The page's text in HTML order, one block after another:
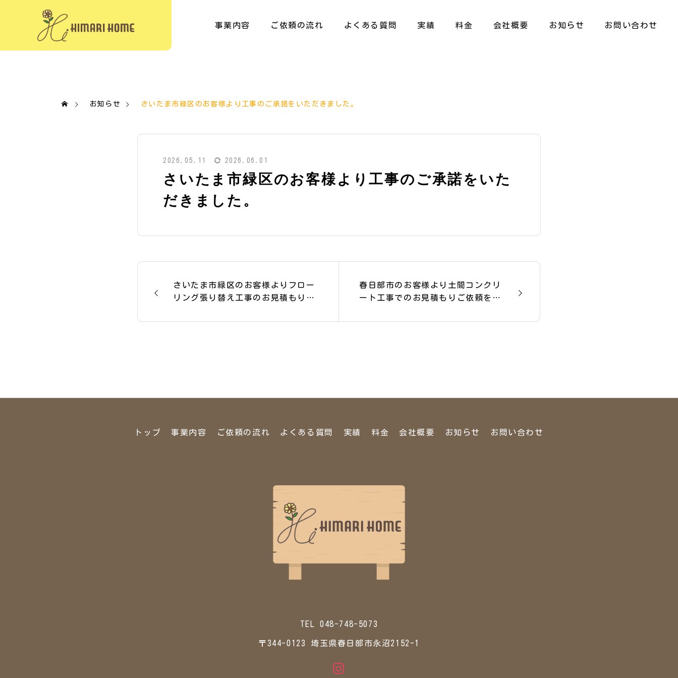
事業内容 ご依頼の流れ よくある質問 実績 料金 会社概要 お知らせ お問い合わせ
お知らせ さいたま市緑区のお客様より工事のご承諾をいただきました。
2026.05.11 2026.06.01
さいたま市緑区のお客様より工事のご承諾をいた
だきました。
さいたま市緑区のお客様よりフロー
リング張り替え工事のお見積もりに
春日部市のお客様より土間コンクリ
ート工事でのお見積もりご依頼を頂
トップ 事業内容 ご依頼の流れ よくある質問 実績 料金 会社概要 お知らせ お問い合わせ
TEL 048-748-5073
〒344-0123 埼玉県春日部市永沼2152-1